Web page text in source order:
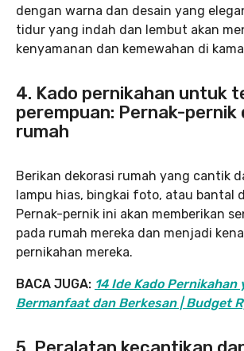
dengan warna dan desain yang
tidur yang indah dan lembut akan
kenyamanan dan kemewahan di
4. Kado pernikahan untuk
perempuan: Pernak-pernik
rumah
Berikan dekorasi rumah yang cantik
lampu hias, bingkai foto, atau bantal
Pernak-pernik ini akan memberikan
pada rumah mereka dan menjadi
pernikahan mereka.
BACA JUGA: 14 Ide Kado Pernikahan
Bermanfaat dan Berkesan | Budget